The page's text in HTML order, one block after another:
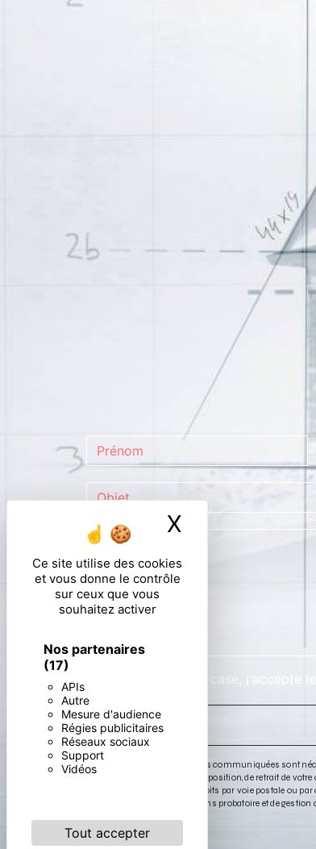
Ce site utilise des cookies
et vous donne le contrôle
sur ceux que vous
souhaitez activer
Nos partenaires
(17)
APIs
Autre
Mesure d'audience
Régies publicitaires
Réseaux sociaux
Support
Vidéos
Tout accepter
X Masquer
** Les données personnelles communiquées sont
portabilité, de limitation, d’opposition, de retrait de
Vous pouvez exercer ces droits par voie postale ou
de prescription légale aux fins probatoire et de gestion